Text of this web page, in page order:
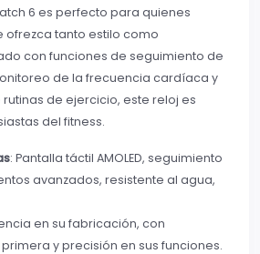
6 es perfecto para quienes
ofrezca tanto estilo como
con funciones de seguimiento de
de la frecuencia cardíaca y
de ejercicio, este reloj es
del fitness.
: Pantalla táctil AMOLED, seguimiento
avanzados, resistente al agua,
en su fabricación, con
y precisión en sus funciones.